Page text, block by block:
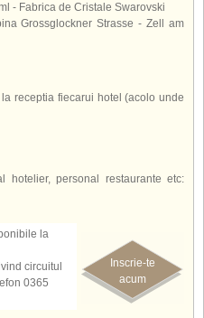
- Fabrica de Cristale Swarovski
Grossglockner Strasse - Zell am
receptia fiecarui hotel (acolo unde
hotelier, personal restaurante etc:
Inscrie-te
acum
la
circuitul
0365